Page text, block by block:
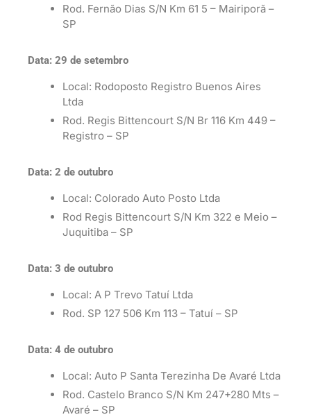
Rod. Fernão Dias S/N Km 61 5 – Mairiporã –
SP
Data: 29 de setembro
Local: Rodoposto Registro Buenos Aires
Ltda
Rod. Regis Bittencourt S/N Br 116 Km 449 –
Registro – SP
Data: 2 de outubro
Local: Colorado Auto Posto Ltda
Rod Regis Bittencourt S/N Km 322 e Meio –
Juquitiba – SP
Data: 3 de outubro
Local: A P Trevo Tatuí Ltda
Rod. SP 127 506 Km 113 – Tatuí – SP
Data: 4 de outubro
Local: Auto P Santa Terezinha De Avaré Ltda
Rod. Castelo Branco S/N Km 247+280 Mts –
Avaré – SP